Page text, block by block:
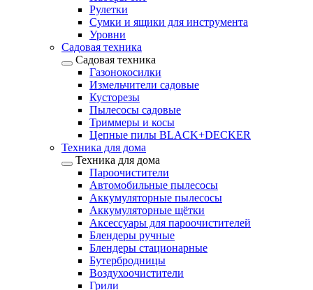
Рулетки
Сумки и ящики для инструмента
Уровни
Садовая техника
Садовая техника
Газонокосилки
Измельчители садовые
Кусторезы
Пылесосы садовые
Триммеры и косы
Цепные пилы BLACK+DECKER
Техника для дома
Техника для дома
Пароочистители
Автомобильные пылесосы
Аккумуляторные пылесосы
Аккумуляторные щётки
Аксессуары для пароочистителей
Блендеры ручные
Блендеры стационарные
Бутербродницы
Воздухоочистители
Грили